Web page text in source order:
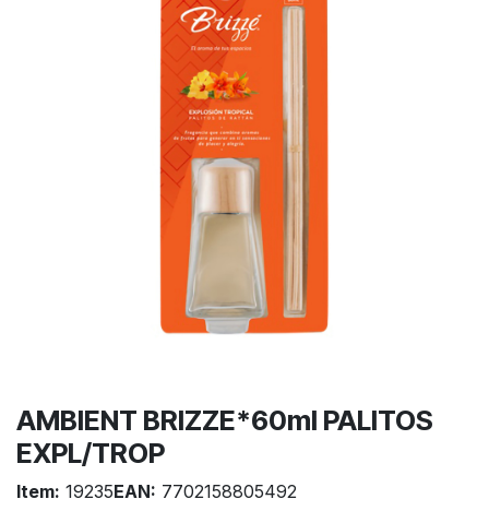
AMBIENT BRIZZE*60ml PALITOS
EXPL/TROP
Item: 19235EAN: 7702158805492